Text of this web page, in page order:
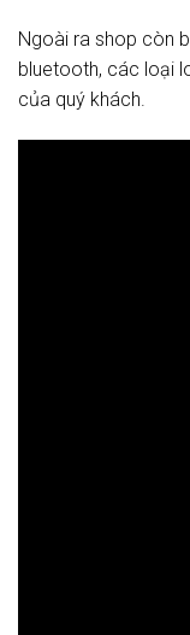
Ngoài ra shop còn
bluetooth, các loại
của quý khách.